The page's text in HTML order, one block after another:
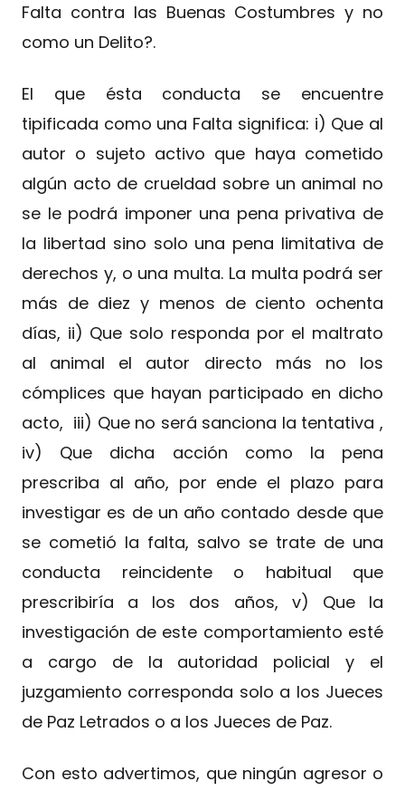
Falta contra las Buenas Costumbres y no
como un Delito?.
El que ésta conducta se encuentre
tipificada como una Falta significa: i) Que al
autor o sujeto activo que haya cometido
algún acto de crueldad sobre un animal no
se le podrá imponer una pena privativa de
la libertad sino solo una pena limitativa de
derechos y, o una multa. La multa podrá ser
más de diez y menos de ciento ochenta
días, ii) Que solo responda por el maltrato
al animal el autor directo más no los
cómplices que hayan participado en dicho
acto, iii) Que no será sanciona la tentativa ,
iv) Que dicha acción como la pena
prescriba al año, por ende el plazo para
investigar es de un año contado desde que
se cometió la falta, salvo se trate de una
conducta reincidente o habitual que
prescribiría a los dos años, v) Que la
investigación de este comportamiento esté
a cargo de la autoridad policial y el
juzgamiento corresponda solo a los Jueces
de Paz Letrados o a los Jueces de Paz.
Con esto advertimos, que ningún agresor o